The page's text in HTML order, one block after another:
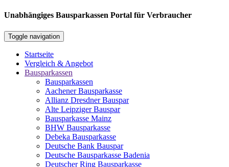
Unabhängiges Bausparkassen Portal für Verbraucher
Toggle navigation
Startseite
Vergleich & Angebot
Bausparkassen
Bausparkassen
Aachener Bausparkasse
Allianz Dresdner Bauspar
Alte Leipziger Bauspar
Bausparkasse Mainz
BHW Bausparkasse
Debeka Bausparkasse
Deutsche Bank Bauspar
Deutsche Bausparkasse Badenia
Deutscher Ring Bausparkasse